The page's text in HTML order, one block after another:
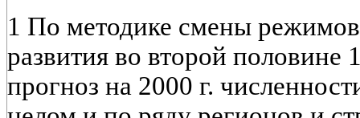
1 По методике смены
развития во второй половине
прогноз на 2000 г.